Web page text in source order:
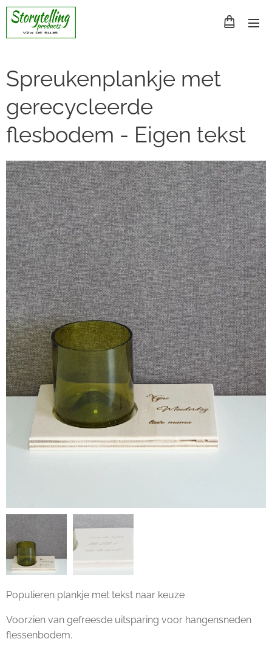
Spreukenplankje met
gerecycleerde
flesbodem - Eigen tekst
Populieren plankje met tekst naar keuze
Voorzien van gefreesde uitsparing voor hangensneden
flessenbodem.